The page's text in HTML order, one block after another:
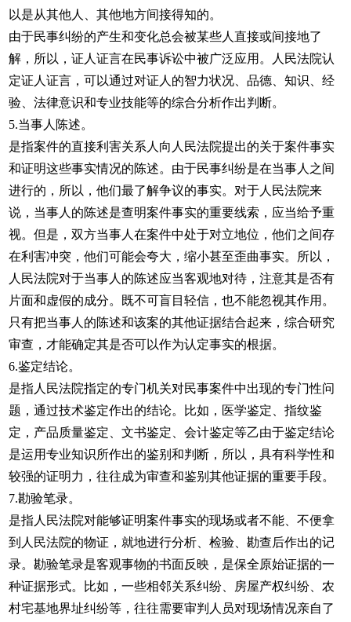
以是从其他人、其他地方间接得知的。
由于民事纠纷的产生和变化总会被某些人直接或间接地了
解，所以，证人证言在民事诉讼中被广泛应用。人民法院认
定证人证言，可以通过对证人的智力状况、品德、知识、经
验、法律意识和专业技能等的综合分析作出判断。
5.当事人陈述。
是指案件的直接利害关系人向人民法院提出的关于案件事实
和证明这些事实情况的陈述。由于民事纠纷是在当事人之间
进行的，所以，他们最了解争议的事实。对于人民法院来
说，当事人的陈述是查明案件事实的重要线索，应当给予重
视。但是，双方当事人在案件中处于对立地位，他们之间存
在利害冲突，他们可能会夸大，缩小甚至歪曲事实。所以，
人民法院对于当事人的陈述应当客观地对待，注意其是否有
片面和虚假的成分。既不可盲目轻信，也不能忽视其作用。
只有把当事人的陈述和该案的其他证据结合起来，综合研究
审查，才能确定其是否可以作为认定事实的根据。
6.鉴定结论。
是指人民法院指定的专门机关对民事案件中出现的专门性问
题，通过技术鉴定作出的结论。比如，医学鉴定、指纹鉴
定，产品质量鉴定、文书鉴定、会计鉴定等乙由于鉴定结论
是运用专业知识所作出的鉴别和判断，所以，具有科学性和
较强的证明力，往往成为审查和鉴别其他证据的重要手段。
7.勘验笔录。
是指人民法院对能够证明案件事实的现场或者不能、不便拿
到人民法院的物证，就地进行分析、检验、勘查后作出的记
录。勘验笔录是客观事物的书面反映，是保全原始证据的一
种证据形式。比如，一些相邻关系纠纷、房屋产权纠纷、农
村宅基地界址纠纷等，往往需要审判人员对现场情况亲自了